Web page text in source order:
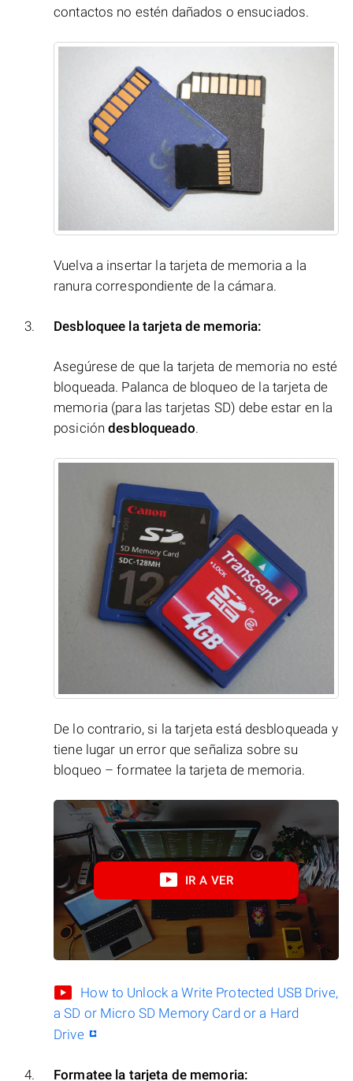
contactos no estén dañados o ensuciados.
Vuelva a insertar la tarjeta de memoria a la
ranura correspondiente de la cámara.
Desbloquee la tarjeta de memoria:
Asegúrese de que la tarjeta de memoria no esté
bloqueada. Palanca de bloqueo de la tarjeta de
memoria (para las tarjetas SD) debe estar en la
posicióndesbloqueado.
De lo contrario, si la tarjeta está desbloqueada y
tiene lugar un error que señaliza sobre su
bloqueo – formatee la tarjeta de memoria.
IR A VER
How to Unlock a Write Protected USB Drive,
a SD or Micro SD Memory Card or a Hard
Drive
Formatee la tarjeta de memoria: